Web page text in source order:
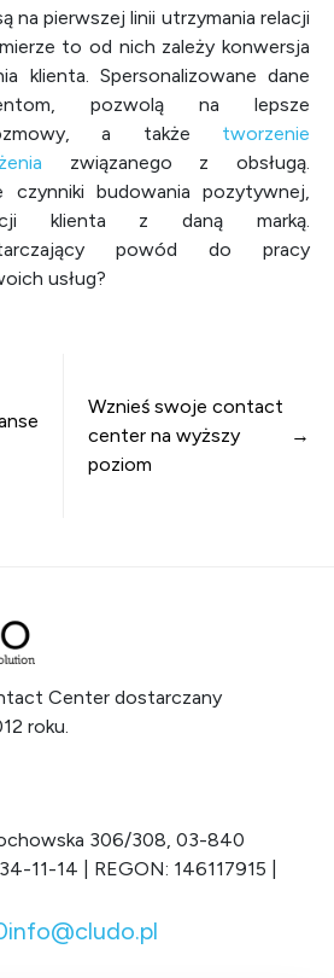
na pierwszej linii utrzymania relacji
to od nich zależy konwersja
klienta. Spersonalizowane dane
pozwolą na lepsze
a także tworzenie
związanego z obsługą.
czynniki budowania pozytywnej,
klienta z daną marką.
powód do pracy
usług?
Wznieś swoje contact
center na wyższy
poziom
Center dostarczany
roku.
306/308, 03-840
11-14 | REGON: 146117915 |
info@cludo.pl